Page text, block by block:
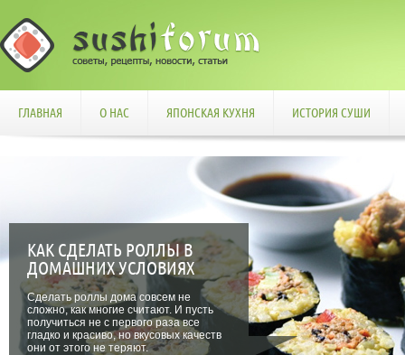
ГЛАВНАЯ О НАС ЯПОНСКАЯ КУХНЯ ИСТОРИЯ СУШИ
КАК СДЕЛАТЬ РОЛЛЫ В
ДОМАШНИХ УСЛОВИЯХ
Сделать роллы дома совсем не
сложно, как многие считают. И пусть
получиться не с первого раза все
гладко и красиво, но вкусовых качеств
они от этого не теряют.